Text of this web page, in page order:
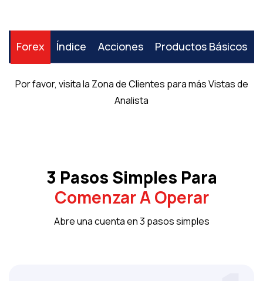
Forex Índice Acciones Productos Básicos
Por favor, visita la Zona de Clientes para más Vistas de
Analista
3 Pasos Simples Para
Comenzar A Operar
Abre una cuenta en 3 pasos simples